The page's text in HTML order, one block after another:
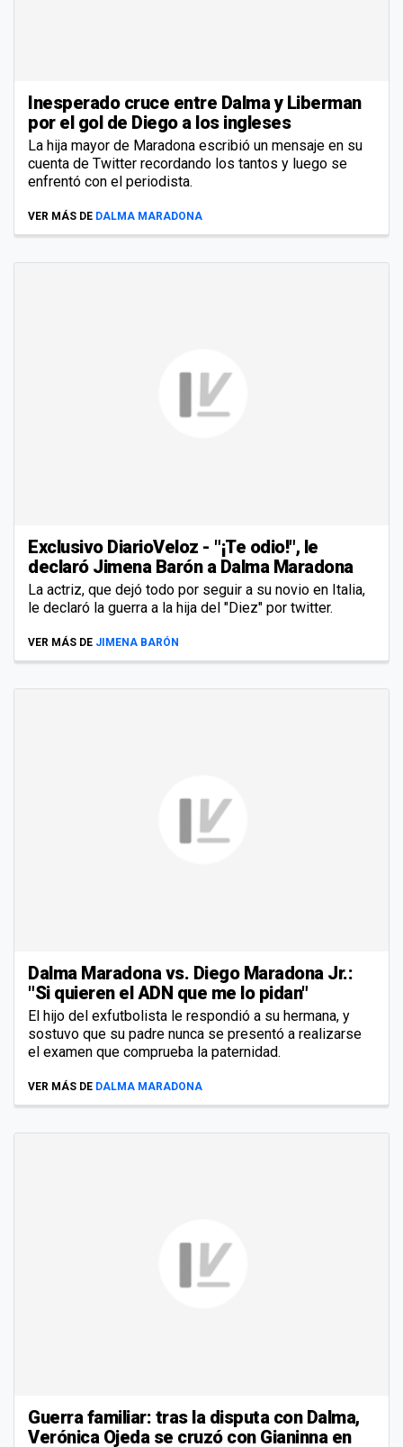
Inesperado cruce entre Dalma y Liberman
por el gol de Diego a los ingleses
La hija mayor de Maradona escribió un mensaje en su
cuenta de Twitter recordando los tantos y luego se
enfrentó con el periodista.
VER MÁS DE DALMA MARADONA
Exclusivo DiarioVeloz - "¡Te odio!", le
declaró Jimena Barón a Dalma Maradona
La actriz, que dejó todo por seguir a su novio en Italia,
le declaró la guerra a la hija del "Diez" por twitter.
VER MÁS DE JIMENA BARÓN
Dalma Maradona vs. Diego Maradona Jr.:
"Si quieren el ADN que me lo pidan"
El hijo del exfutbolista le respondió a su hermana, y
sostuvo que su padre nunca se presentó a realizarse
el examen que comprueba la paternidad.
VER MÁS DE DALMA MARADONA
Guerra familiar: tras la disputa con Dalma,
Verónica Ojeda se cruzó con Gianinna en